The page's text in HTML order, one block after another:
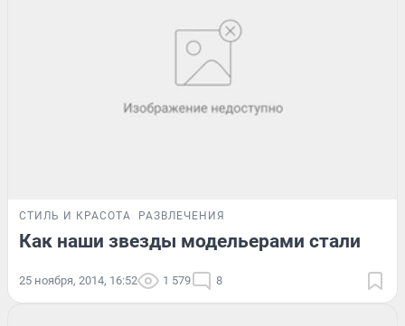
СТИЛЬ И КРАСОТА РАЗВЛЕЧЕНИЯ
Как наши звезды модельерами стали
25 ноября, 2014, 16:52 1 579 8